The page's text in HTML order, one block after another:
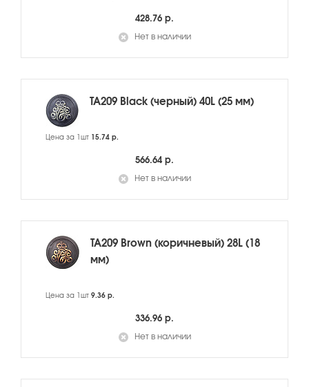
428.76 р.
Нет в наличии
TA209 Black (черный) 40L (25 мм)
Цена за 1шт 15.74 р.
566.64 р.
Нет в наличии
TA209 Brown (коричневый) 28L (18
мм)
Цена за 1шт 9.36 р.
336.96 р.
Нет в наличии